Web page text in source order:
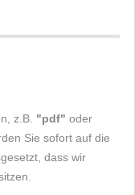
z.B. "pdf" oder
Sie sofort auf die
dass wir